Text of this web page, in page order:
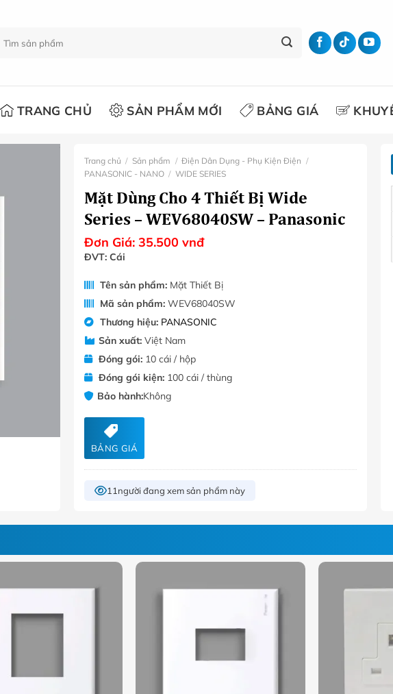
kiếm:
TRANG CHỦ SẢN PHẨM MỚI BẢNG GIÁ
Trang chủ / Sản phẩm / Điện Dân Dụng - Phụ Kiện Điện /
PANASONIC - NANO / WIDE SERIES
Mặt Dùng Cho 4 Thiết Bị Wide
Series – WEV68040SW – Panasonic
Đơn Giá: 35.500 vnđ
ĐVT: Cái
Tên sản phẩm:Mặt Thiết Bị
Mã sản phẩm:WEV68040SW
Thương hiệu: PANASONIC
Sản xuất:Việt Nam
Đóng gói:10 cái / hộp
Đóng gói kiện:100 cái / thùng
Bảo hành:Không
BẢNG GIÁ
11người đang xem sản phẩm này